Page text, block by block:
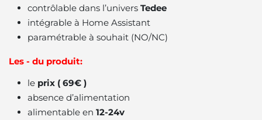
contrôlable dans l’univers Tedee
intégrable à Home Assistant
paramétrable à souhait (NO/NC)
Les - du produit:
le prix ( 69€ )
absence d’alimentation
alimentable en 12-24v